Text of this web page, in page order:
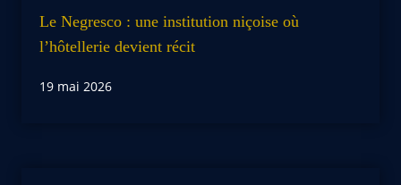
Le Negresco : une institution niçoise où
l’hôtellerie devient récit
19 mai 2026